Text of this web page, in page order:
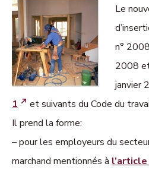
Le
n°
2008
janvier
1
et suivants du Code du
Il prend la forme:
–pour les employeurs du
marchand mentionnés à